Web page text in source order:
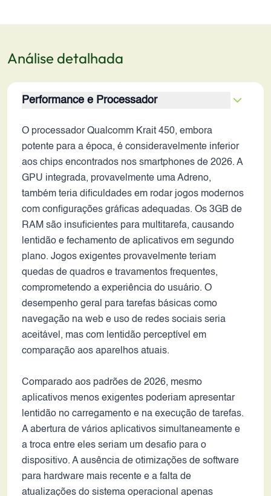
Análise detalhada
Performance e Processador
O processador Qualcomm Krait 450, embora
potente para a época, é consideravelmente inferior
aos chips encontrados nos smartphones de 2026. A
GPU integrada, provavelmente uma Adreno,
também teria dificuldades em rodar jogos modernos
com configurações gráficas adequadas. Os 3GB de
RAM são insuficientes para multitarefa, causando
lentidão e fechamento de aplicativos em segundo
plano. Jogos exigentes provavelmente teriam
quedas de quadros e travamentos frequentes,
comprometendo a experiência do usuário. O
desempenho geral para tarefas básicas como
navegação na web e uso de redes sociais seria
aceitável, mas com lentidão perceptível em
comparação aos aparelhos atuais.
Comparado aos padrões de 2026, mesmo
aplicativos menos exigentes poderiam apresentar
lentidão no carregamento e na execução de tarefas.
A abertura de vários aplicativos simultaneamente e
a troca entre eles seriam um desafio para o
dispositivo. A ausência de otimizações de software
para hardware mais recente e a falta de
atualizações do sistema operacional apenas